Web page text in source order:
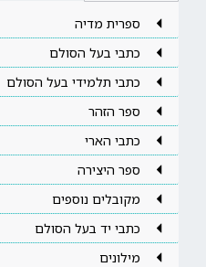
ספרית מדיה
כתבי בעל הסולם
כתבי תלמידי בעל הסולם
ספר הזהר
כתבי הארי
ספר היצירה
מקובלים נוספים
כתבי יד בעל הסולם
מילונים